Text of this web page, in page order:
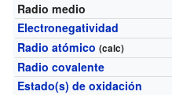
Radio medio
Electronegatividad
Radio atómico (calc)
Radio covalente
Estado(s) de oxidación